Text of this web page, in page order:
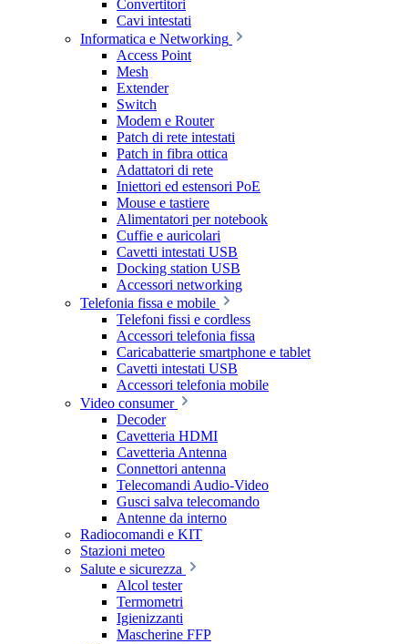
Convertitori
Cavi intestati
Informatica e Networking
Access Point
Mesh
Extender
Switch
Modem e Router
Patch di rete intestati
Patch in fibra ottica
Adattatori di rete
Iniettori ed estensori PoE
Mouse e tastiere
Alimentatori per notebook
Cuffie e auricolari
Cavetti intestati USB
Docking station USB
Accessori networking
Telefonia fissa e mobile
Telefoni fissi e cordless
Accessori telefonia fissa
Caricabatterie smartphone e tablet
Cavetti intestati USB
Accessori telefonia mobile
Video consumer
Decoder
Cavetteria HDMI
Cavetteria Antenna
Connettori antenna
Telecomandi Audio-Video
Gusci salva telecomando
Antenne da interno
Radiocomandi e KIT
Stazioni meteo
Salute e sicurezza
Alcol tester
Termometri
Igienizzanti
Mascherine FFP